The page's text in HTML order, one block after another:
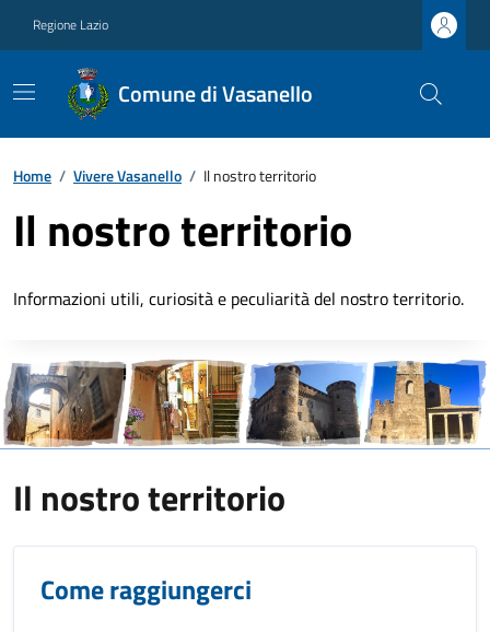
Regione Lazio
Comune di Vasanello
Home / Vivere Vasanello / Il nostro territorio
Il nostro territorio
Informazioni utili, curiosità e peculiarità del nostro territorio.
Il nostro territorio
Come raggiungerci